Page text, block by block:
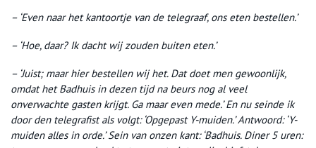
– ‘Even naar het kantoortje van de telegraaf, ons eten bestellen.’
– ‘Hoe, daar? Ik dacht wij zouden buiten eten.’
– ‘Juist; maar hier bestellen wij het. Dat doet men gewoonlijk,
omdat het Badhuis in dezen tijd na beurs nog al veel
onverwachte gasten krijgt. Ga maar even mede.’ En nu seinde ik
door den telegrafist als volgt: ‘Opgepast Y-muiden.’ Antwoord: ‘Y-
muiden alles in orde.’ Sein van onzen kant: ‘Badhuis. Diner 5 uren: